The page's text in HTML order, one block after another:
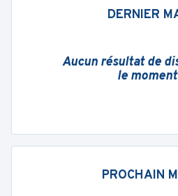
DERNIER
Aucun résultat de
le
PROCHAIN